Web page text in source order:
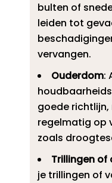
bulten of
leiden tot
vervangen.​
Ouderdom:
goede
regelmatig op
zoals
Trillingen
je trillingen of